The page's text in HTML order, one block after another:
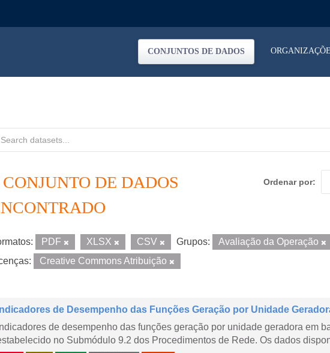
CONJUNTOS DE DADOS
Ordenar por
CONJUNTO DE DADOS
PDF XLSX CSV Grupos: Avaliação da Operação
Creative Commons Atribuição
Indicadores de Desempenho das Funções Geração por Unidade
Indicadores de desempenho das funções geração por unidade geradora em
no Submódulo 9.2 dos Procedimentos de Rede. Os dados